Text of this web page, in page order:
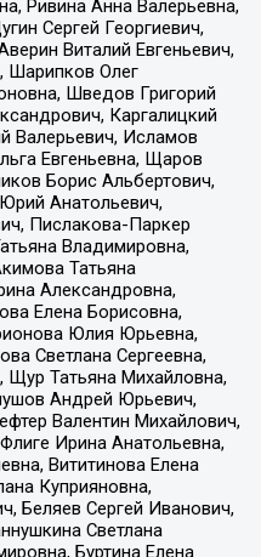
Ривина Анна Валерьевна,
Сергей Георгиевич,
Виталий Евгеньевич,
Шарипков Олег
Шведов Григорий
Каргалицкий
Валерьевич, Исламов
Евгеньевна, Щаров
Борис Альбертович,
Анатольевич,
Пислакова-Паркер
Владимировна,
Татьяна
Александровна,
Елена Борисовна,
Юлия Юрьевна,
Светлана Сергеевна,
Щур Татьяна Михайловна,
Андрей Юрьевич,
Валентин Михайлович,
Ирина Анатольевна,
Вититинова Елена
Куприяновна,
Беляев Сергей Иванович,
Светлана
Буртина Елена